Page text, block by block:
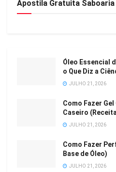
Apostila Gratuita
Óleo Essencial
o Que Diz a
JULHO 21, 2026
Como Fazer
Caseiro
JULHO 21, 2026
Como Fazer
Base de Óleo)
JULHO 21, 2026